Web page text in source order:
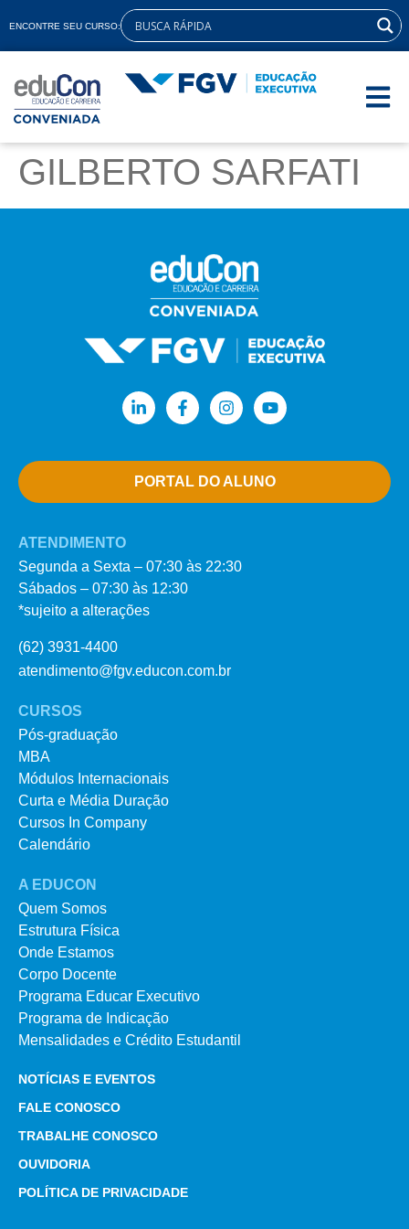
ENCONTRE SEU CURSO:
GILBERTO SARFATI
PORTAL DO ALUNO
ATENDIMENTO
Segunda a Sexta – 07:30 às 22:30
Sábados – 07:30 às 12:30
*sujeito a alterações
(62) 3931-4400
atendimento@fgv.educon.com.br
CURSOS
Pós-graduação
MBA
Módulos Internacionais
Curta e Média Duração
Cursos In Company
Calendário
A EDUCON
Quem Somos
Estrutura Física
Onde Estamos
Corpo Docente
Programa Educar Executivo
Programa de Indicação
Mensalidades e Crédito Estudantil
NOTÍCIAS E EVENTOS
FALE CONOSCO
TRABALHE CONOSCO
OUVIDORIA
POLÍTICA DE PRIVACIDADE